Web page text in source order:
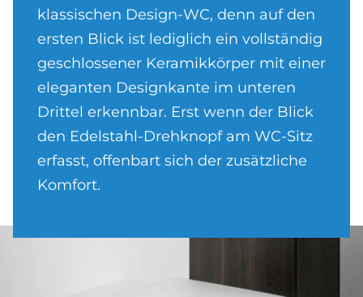
klassischen Design-WC, denn auf den
ersten Blick ist lediglich ein vollständig
geschlossener Keramikkörper mit einer
eleganten Designkante im unteren
Drittel erkennbar. Erst wenn der Blick
den Edelstahl-Drehknopf am WC-Sitz
erfasst, offenbart sich der zusätzliche
Komfort.